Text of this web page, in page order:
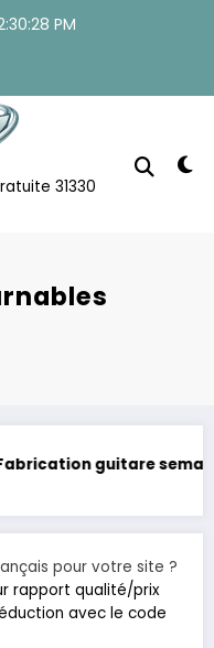
PM
31330
guitare semaine 2
pour votre site ?
rapport qualité/prix
avec le code